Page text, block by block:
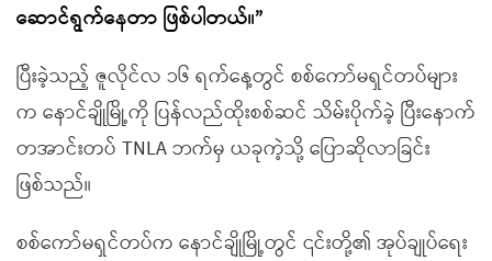
ဆောင်ရွက်နေတာ ဖြစ်ပါတယ်။”
ပြီးခဲ့သည့် ဇူလိုင်လ ၁၆ ရက်နေ့တွင် စစ်ကော်မရှင်တပ်များ
က နောင်ချိုမြို့ကို ပြန်လည်ထိုးစစ်ဆင် သိမ်းပိုက်ခဲ့ ပြီးနောက်
တအာင်းတပ် TNLA ဘက်မှ ယခုကဲ့သို့ ပြောဆိုလာခြင်း
ဖြစ်သည်။
စစ်ကော်မရှင်တပ်က နောင်ချိုမြို့တွင် ၎င်းတို့၏ အုပ်ချုပ်ရေး